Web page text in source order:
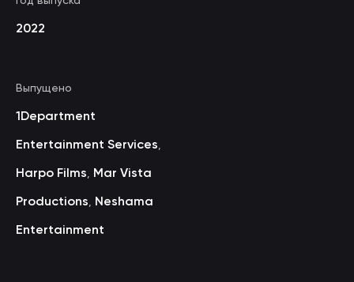
2022
Выпущено
1Department
Entertainment Services
Harpo Films Mar Vista
Productions Neshama
Entertainment